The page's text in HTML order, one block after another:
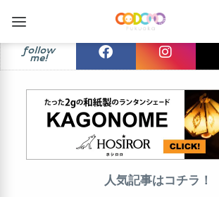
follow
me!
人気記事はコチラ！